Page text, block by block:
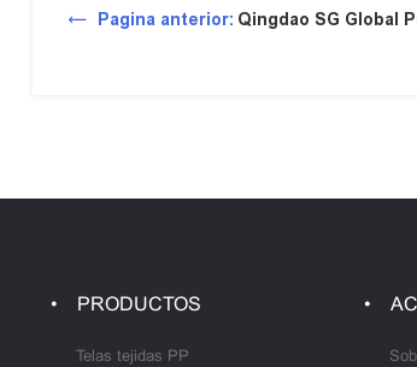
Pagina anterior: Qingdao SG Global
PRODUCTOS
Telas tejidas PP